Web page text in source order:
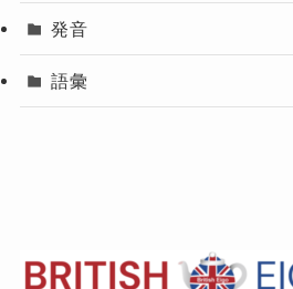
発音
語彙